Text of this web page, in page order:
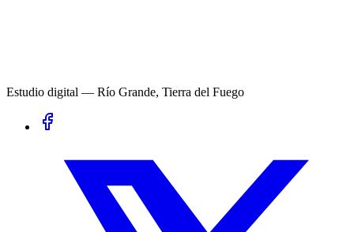
Estudio digital — Río Grande, Tierra del Fuego